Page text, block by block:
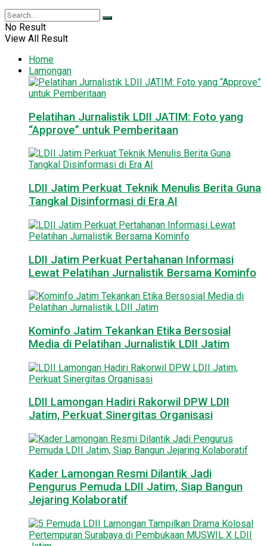
No Result
View All Result
Home
Lamongan
Pelatihan Jurnalistik LDII JATIM: Foto yang
“Approve” untuk Pemberitaan
LDII Jatim Perkuat Teknik Menulis Berita Guna
Tangkal Disinformasi di Era AI
LDII Jatim Perkuat Pertahanan Informasi
Lewat Pelatihan Jurnalistik Bersama Kominfo
Kominfo Jatim Tekankan Etika Bersosial
Media di Pelatihan Jurnalistik LDII Jatim
LDII Lamongan Hadiri Rakorwil DPW LDII
Jatim, Perkuat Sinergitas Organisasi
Kader Lamongan Resmi Dilantik Jadi
Pengurus Pemuda LDII Jatim, Siap Bangun
Jejaring Kolaboratif